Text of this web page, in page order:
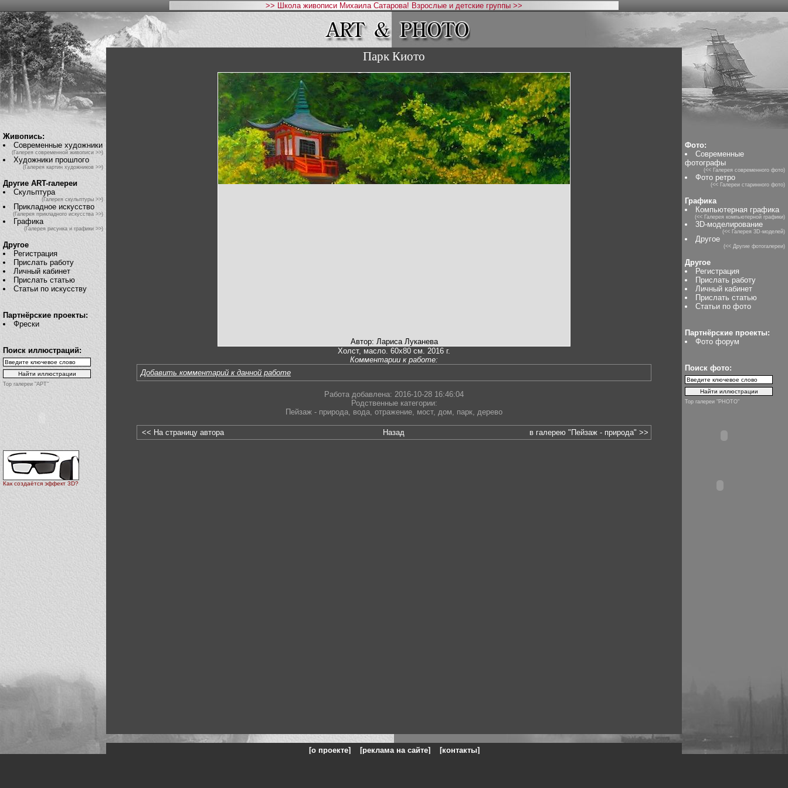
>> Школа живописи Михаила Сатарова! Взрослые и детские группы >>
Живопись:
Современные художники
(Галерея современной живописи >>)
Художники прошлого
(Галерея картин художников >>)
Другие ART-галереи
Скульптура
(Галерея скульптуры >>)
Прикладное искусство
(Галерея прикладного искусства >>)
Графика
(Галерея рисунка и графики >>)
Другое
Регистрация
Прислать работу
Личный кабинет
Прислать статью
Статьи по искусству
Партнёрские проекты:
Фрески
Поиск иллюстраций:
Top галереи "АРТ"
Как создаётся эффект 3D?
Парк Киото
Автор: Лариса Луканева
Холст, масло. 60х80 см. 2016 г.
Комментарии к работе:
Добавить комментарий к данной работе
Работа добавлена: 2016-10-28 16:46:04
Родственные категории:
Пейзаж - природа, вода, отражение, мост, дом, парк, дерево
<< На страницу автора Назад в галерею "Пейзаж - природа" >>
Фото:
Современные
фотографы
(<< Галерея современного фото)
Фото ретро
(<< Галереи старинного фото)
Графика
Компьютерная графика
(<< Галерея компьютерной графики)
3D-моделирование
(<< Галерея 3D-моделей)
Другое
(<< Другие фотогалереи)
Другое
Регистрация
Прислать работу
Личный кабинет
Прислать статью
Статьи по фото
Партнёрские проекты:
Фото форум
Поиск фото:
Top галереи "PHOTO"
[о проекте] [реклама на сайте] [контакты]